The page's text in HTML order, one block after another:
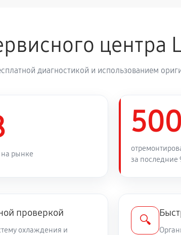
LG GBB60NSYQE 1260 руб
450 руб
450 руб
центра
диагностикой и использованием
на рынке
за последние
проверкой
охлаждения и
🔍